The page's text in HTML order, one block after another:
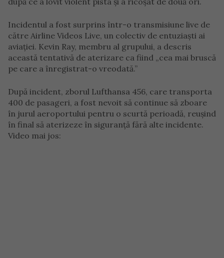
Incidentul a fost surprins într-o transmisiune live de
către Airline Videos Live, un colectiv de entuziaști ai
aviației. Kevin Ray, membru al grupului, a descris
această tentativă de aterizare ca fiind „cea mai bruscă
pe care a înregistrat-o vreodată.”
După incident, zborul Lufthansa 456, care transporta
400 de pasageri, a fost nevoit să continue să zboare
în jurul aeroportului pentru o scurtă perioadă, reușind
în final să aterizeze în siguranță fără alte incidente.
Video mai jos: